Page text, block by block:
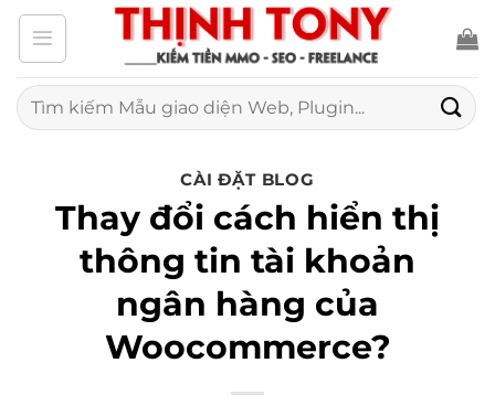
Bỏ
qua
nội
dung
Tìm
kiếm:
CÀI ĐẶT BLOG
Thay đổi cách hiển thị
thông tin tài khoản
ngân hàng của
Woocommerce?